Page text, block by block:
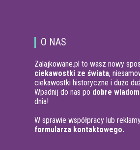
O NAS
Zalajkowane.pl to wasz nowy
ciekawostki ze świata,
ciekawostki historyczne i dużo
Wpadnij do nas po dobre
dnia!
W sprawie współpracy lub
formularza kontaktowego.